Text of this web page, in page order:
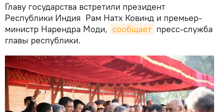
Главу государства встретили президент
Республики Индия Рам Натх Ковинд и премьер-
министр Нарендра Моди, сообщает пресс-служба
главы республики.